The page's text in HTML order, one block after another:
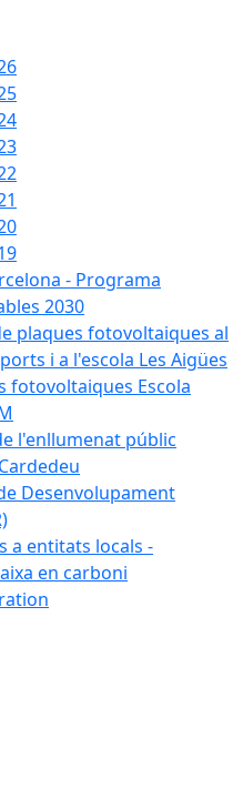
- Programa
2030
plaques fotovoltaiques al
i a l'escola Les Aigües
fotovoltaiques Escola
l'enllumenat públic
Desenvolupament
a entitats locals -
en carboni